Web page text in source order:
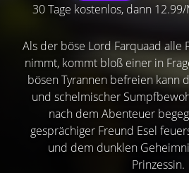
30 Tage kostenlos, dann
Als der böse Lord Farquaad alle
nimmt, kommt bloß einer in
bösen Tyrannen befreien kann
und schelmischer
nach dem Abenteuer
gesprächiger Freund Esel
und dem dunklen
Prinzessin.